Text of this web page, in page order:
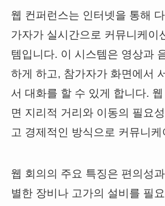
웹 컨퍼런스는 인터넷을 통해
가자가 실시간으로 커뮤니케이
템입니다. 이 시스템은 영상과
하게 하고, 참가자가 화면에서
서 대화를 할 수 있게 합니다.
면 지리적 거리와 이동의 필요
고 경제적인 방식으로 커뮤니
웹 회의의 주요 특징은 편의성
별한 장비나 고가의 설비를 필